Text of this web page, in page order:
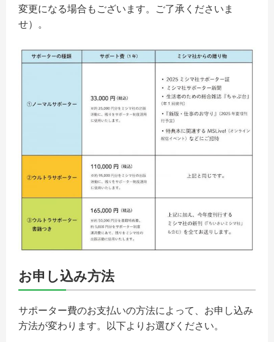
変更になる場合もございます。ご了承くださいま
せ）。
お申し込み方法
サポーター費のお支払いの方法によって、お申し込み
方法が変わります。以下よりお選びください。